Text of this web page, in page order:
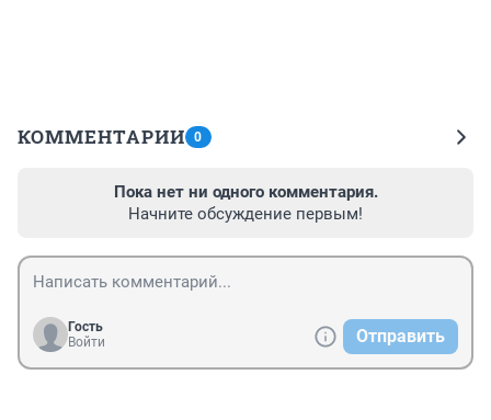
КОММЕНТАРИИ 0
Пока нет ни одного комментария.
Начните обсуждение первым!
Гость
Войти
Отправить